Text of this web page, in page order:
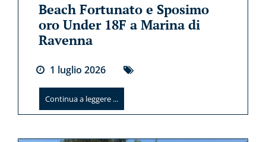
Beach Fortunato e Sposimo
oro Under 18F a Marina di
Ravenna
1 luglio 2026
Continua a leggere ...